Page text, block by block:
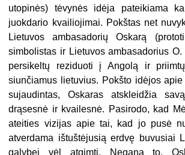
utopinės) tėvynės idėja pateikiama
juokdario kvailiojimai. Pokštas net
Lietuvos ambasadorių Oskarą
simbolistas ir Lietuvos ambasadorius
persikeltų reziduoti į Angolą ir
siunčiamus lietuvius. Pokšto idėjos
sujaudintas, Oskaras atskleidžia
drąsesnė ir kvailesnė. Pasirodo, kad
ateities vizijas apie tai, kad jo pusė
atverdama ištuštėjusią erdvę buvusiai
galybei vėl atgimti. Negana to,